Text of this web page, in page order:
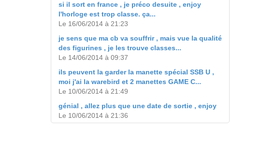
si il sort en france , je préco desuite , enjoy
l'horloge est trop classe. ça...
Le 16/06/2014 à 21:23
je sens que ma cb va souffrir , mais vue la qualité
des figurines , je les trouve classes...
Le 14/06/2014 à 09:37
ils peuvent la garder la manette spécial SSB U ,
moi j'ai la warebird et 2 manettes GAME C...
Le 10/06/2014 à 21:49
génial , allez plus que une date de sortie , enjoy
Le 10/06/2014 à 21:36